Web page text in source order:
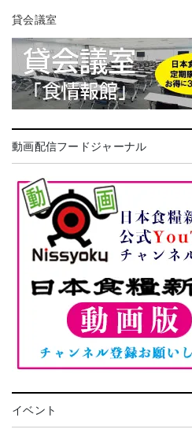
貸会議室
動画配信フードジャーナル
イベント